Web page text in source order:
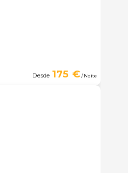
Desde 175 €/ Noite